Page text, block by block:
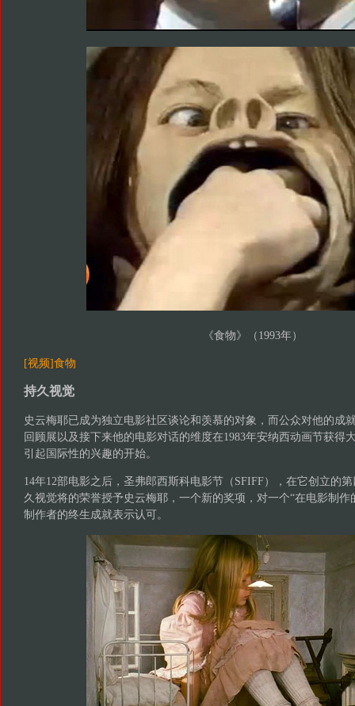
《食物》（1993年）
[视频]食物
持久视觉
史云梅耶已成为独立电影社区谈论和羡慕的对象，而公众对他的成
回顾展以及接下来他的电影对话的维度在1983年安纳西动画节获得
引起国际性的兴趣的开始。
14年12部电影之后，圣弗郎西斯科电影节（SFIFF），在它创立的
久视觉将的荣誉授予史云梅耶，一个新的奖项，对一个“在电影制作
制作者的终生成就表示认可。